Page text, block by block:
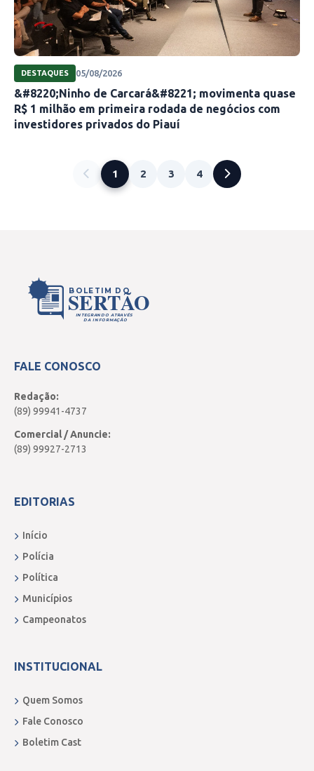
DESTAQUES 05/08/2026
&#8220;Ninho de Carcará&#8221; movimenta quase
R$ 1 milhão em primeira rodada de negócios com
investidores privados do Piauí
1 2 3 4
BOLETIM DO
SERTÃO
INTEGRANDO ATRAVÉS
DA INFORMAÇÃO
FALE CONOSCO
Redação:
(89) 99941-4737
Comercial / Anuncie:
(89) 99927-2713
EDITORIAS
Início
Polícia
Política
Municípios
Campeonatos
INSTITUCIONAL
Quem Somos
Fale Conosco
Boletim Cast